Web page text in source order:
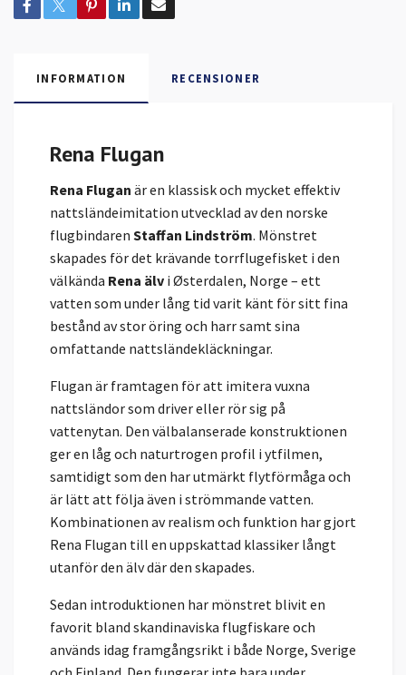
INFORMATION RECENSIONER
Rena Flugan
Rena Flugan är en klassisk och mycket effektiv
nattsländeimitation utvecklad av den norske
flugbindaren Staffan Lindström. Mönstret
skapades för det krävande torrflugefisket i den
välkända Rena älv i Østerdalen, Norge – ett
vatten som under lång tid varit känt för sitt fina
bestånd av stor öring och harr samt sina
omfattande nattsländekläckningar.
Flugan är framtagen för att imitera vuxna
nattsländor som driver eller rör sig på
vattenytan. Den välbalanserade konstruktionen
ger en låg och naturtrogen profil i ytfilmen,
samtidigt som den har utmärkt flytförmåga och
är lätt att följa även i strömmande vatten.
Kombinationen av realism och funktion har gjort
Rena Flugan till en uppskattad klassiker långt
utanför den älv där den skapades.
Sedan introduktionen har mönstret blivit en
favorit bland skandinaviska flugfiskare och
används idag framgångsrikt i både Norge, Sverige